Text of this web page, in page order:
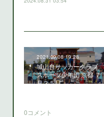
2021.09.08 19:28
城山台サッカークラブ
スポーツ少年団 京都 ７
月２５日
0コメント